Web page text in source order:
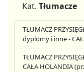
Kat. Tłumacze
TŁUMACZ
dyplomy i inne -
TŁUMACZ
CAŁA HOLANDIA